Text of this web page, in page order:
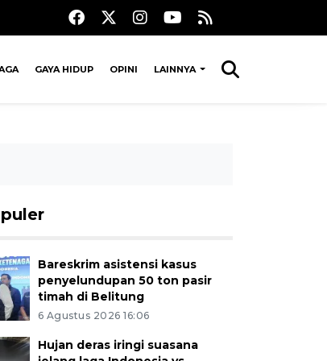
GAYA HIDUP OPINI LAINNYA
Bareskrim asistensi kasus
penyelundupan 50 ton pasir
timah di Belitung
6 Agustus 2026 16:06
Hujan deras iringi suasana